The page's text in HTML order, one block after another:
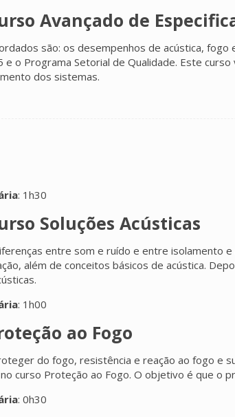
Avançado de
são: os desempenhos de acústica,
e o Programa Setorial de Qualidade. Este
dos sistemas.
: 1h30
Soluções Acústicas
entre som e ruído e entre isolamento
além de conceitos básicos de acústica.
: 1h00
ao Fogo
do fogo, resistência e reação ao fogo e
curso Proteção ao Fogo. O objetivo é que o
: 0h30